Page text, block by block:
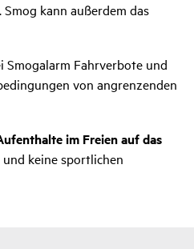
kann außerdem das
Smogalarm Fahrverbote und
von angrenzenden
im Freien auf das
und keine sportlichen